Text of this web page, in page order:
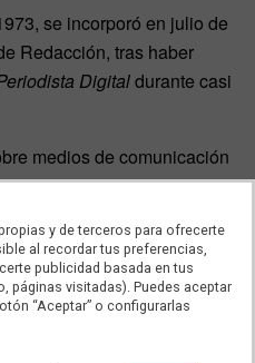
se incorporó en julio de
Redacción, tras haber
Digitaldurante casi
medios de comunicación
El Quilomboque se emitió
Tertuliano de radio y
colabora con esRadio en
FedericoySin Complejos
liquidación de
exhaustiva investigación
y de terceros para ofrecerte
al recordar tus preferencias,
publicidad basada en tus
páginas visitadas). Puedes aceptar
“Aceptar” o configurarlas